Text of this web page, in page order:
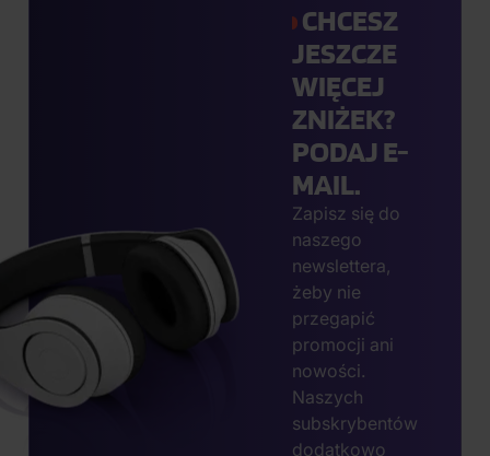
CHCESZ
JESZCZE
WIĘCEJ
ZNIŻEK?
PODAJ E-
MAIL.
Zapisz się do
naszego
newslettera,
żeby nie
przegapić
promocji ani
nowości.
Naszych
subskrybentów
dodatkowo